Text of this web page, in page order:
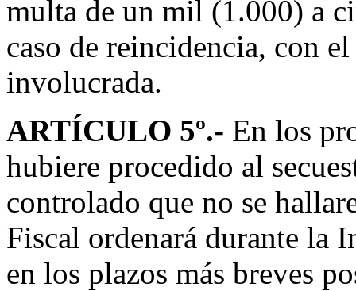
multa de un mil (1.000) a
caso de reincidencia, con
involucrada.
ARTÍCULO 5º.- En los
hubiere procedido al
controlado que no se
Fiscal ordenará durante la
en los plazos más breves